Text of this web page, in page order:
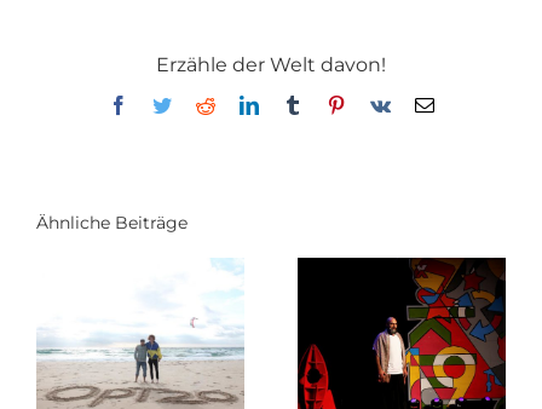
Erzähle der Welt davon!
Facebook
TwitterRedditLinkedInTumblrPinterest
Vk
E-
Ähnliche Beiträge